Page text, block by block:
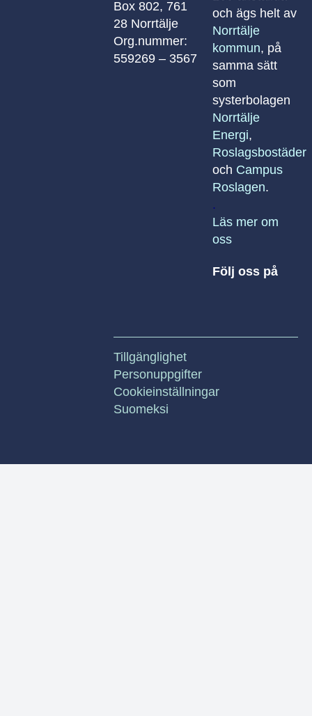
Box 802, 761
28 Norrtälje
Org.nummer:
559269 – 3567
och ägs helt av
Norrtälje
kommun, på
samma sätt
som
systerbolagen
Norrtälje
Energi,
Roslagsbostäder
och Campus
Roslagen.
.
Läs mer om
oss
Följ oss på
Tillgänglighet
Personuppgifter
Cookieinställningar
Suomeksi